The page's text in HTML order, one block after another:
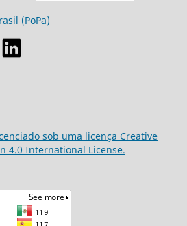
(PoPa)
sob uma licença Creative
4.0 International License.